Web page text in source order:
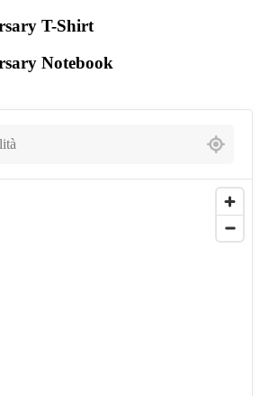
T-Shirt
Notebook